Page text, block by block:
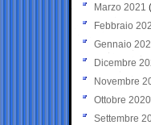
Marzo 2021
Febbraio
Gennaio
Dicembre
Novembre
Ottobre 2020
Settembre